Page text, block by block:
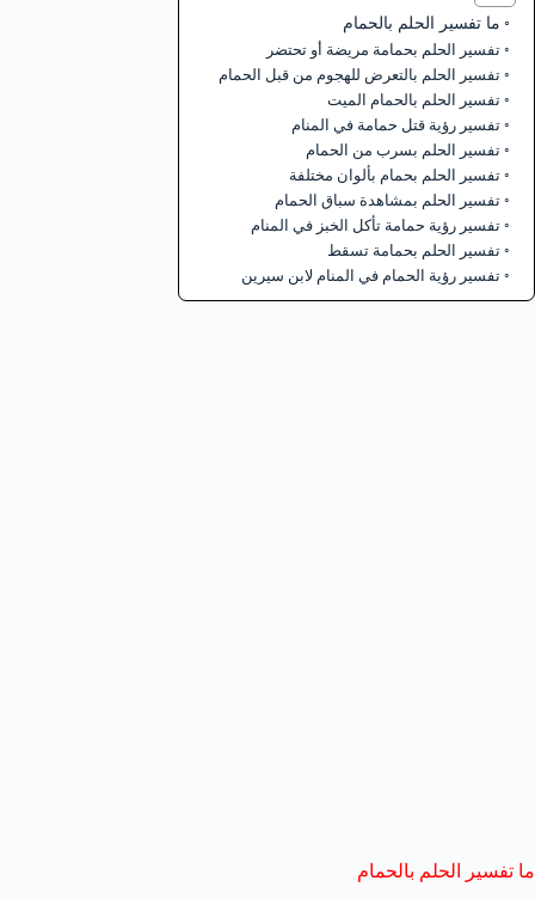
ما تفسير الحلم بالحمام
تفسير الحلم بحمامة مريضة أو تحتضر
تفسير الحلم بالتعرض للهجوم من قبل الحمام
تفسير الحلم بالحمام الميت
تفسير رؤية قتل حمامة في المنام
تفسير الحلم بسرب من الحمام
تفسير الحلم بحمام بألوان مختلفة
تفسير الحلم بمشاهدة سباق الحمام
تفسير رؤية حمامة تأكل الخبز في المنام
تفسير الحلم بحمامة تسقط
تفسير رؤية الحمام في المنام لابن سيرين
ما تفسير الحلم بالحمام